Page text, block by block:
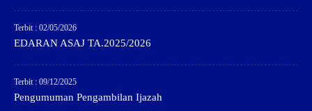
Terbit : 02/05/2026
EDARAN ASAJ TA.2025/2026
Terbit : 09/12/2025
Pengumuman Pengambilan Ijazah